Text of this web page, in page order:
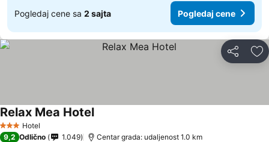
Pogledaj cene sa 2 sajta Pogledaj cene
Deli
3 Zvezdice
Hotel
Relax Mea Hotel
9,2 Odlično 1.049 Centar grada: udaljenost 1.0 km